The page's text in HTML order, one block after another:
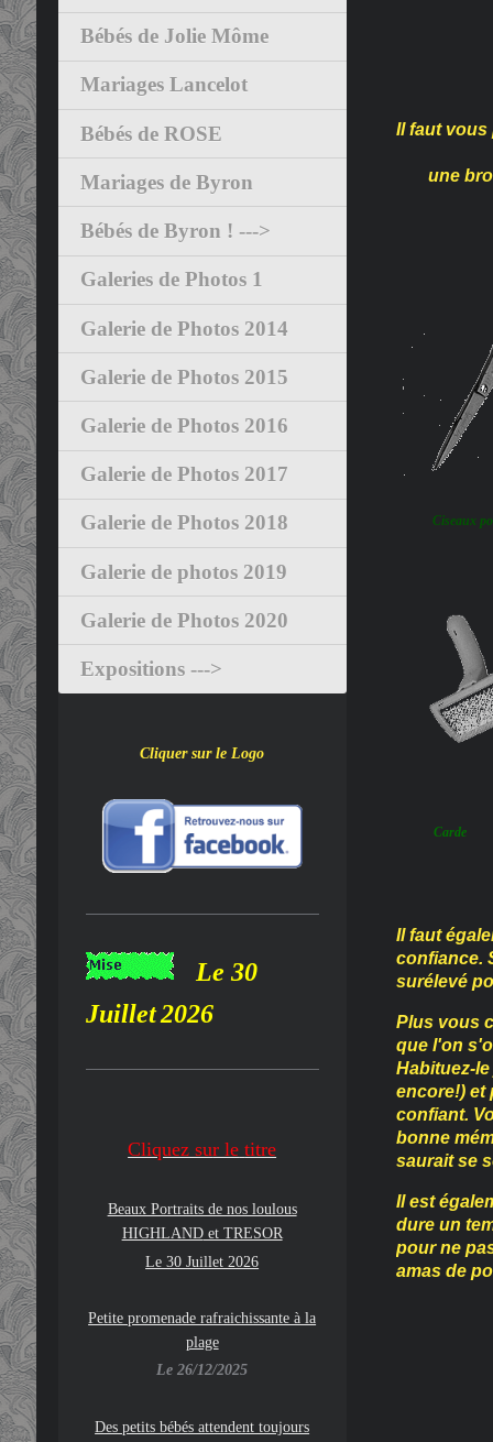
Il faut vous
une
Ciseaux
Carde
Il faut
confiance.
surélevé
Plus vous
que l'on
Habituez-
encore!) et
confiant.
bonne
saurait se
Il est
dure un
pour ne
amas de
Bébés de Jolie Môme
Mariages Lancelot
Bébés de ROSE
Mariages de Byron
Bébés de Byron ! --->
Galeries de Photos 1
Galerie de Photos 2014
Galerie de Photos 2015
Galerie de Photos 2016
Galerie de Photos 2017
Galerie de Photos 2018
Galerie de photos 2019
Galerie de Photos 2020
Expositions --->
Cliquer sur le Logo
Le 30
Juillet2026
Cliquez sur le titre
Beaux Portraits de nos loulous
HIGHLANDet TRESOR
Le 30 Juillet 2026
Petite promenade rafraichissante à la
plage
Le 26/12/2025
Des petits bébés attendent toujours